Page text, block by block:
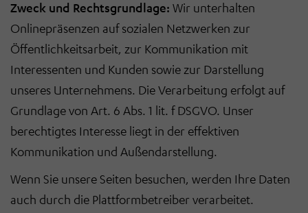
Zweck und Rechtsgrundlage: Wir unterhalten
Onlinepräsenzen auf sozialen Netzwerken zur
Öffentlichkeitsarbeit, zur Kommunikation mit
Interessenten und Kunden sowie zur Darstellung
unseres Unternehmens. Die Verarbeitung erfolgt auf
Grundlage von Art. 6 Abs. 1 lit. f DSGVO. Unser
berechtigtes Interesse liegt in der effektiven
Kommunikation und Außendarstellung.
Wenn Sie unsere Seiten besuchen, werden Ihre Daten
auch durch die Plattformbetreiber verarbeitet.